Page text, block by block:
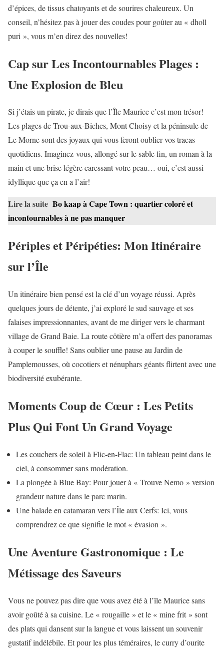
d’épices, de tissus chatoyants et de sourires chaleureux. Un
conseil, n’hésitez pas à jouer des coudes pour goûter au « dholl
puri », vous m’en direz des nouvelles!
Cap sur Les Incontournables Plages :
Une Explosion de Bleu
Si j’étais un pirate, je dirais que l’Île Maurice c’est mon trésor!
Les plages de Trou-aux-Biches, Mont Choisy et la péninsule de
Le Morne sont des joyaux qui vous feront oublier vos tracas
quotidiens. Imaginez-vous, allongé sur le sable fin, un roman à la
main et une brise légère caressant votre peau… oui, c’est aussi
idyllique que ça en a l’air!
Lire la suite Bo kaap à Cape Town : quartier coloré et
incontournables à ne pas manquer
Périples et Péripéties: Mon Itinéraire
sur l’Île
Un itinéraire bien pensé est la clé d’un voyage réussi. Après
quelques jours de détente, j’ai exploré le sud sauvage et ses
falaises impressionnantes, avant de me diriger vers le charmant
village de Grand Baie. La route côtière m’a offert des panoramas
à couper le souffle! Sans oublier une pause au Jardin de
Pamplemousses, où cocotiers et nénuphars géants flirtent avec une
biodiversité exubérante.
Moments Coup de Cœur : Les Petits
Plus Qui Font Un Grand Voyage
Les couchers de soleil à Flic-en-Flac: Un tableau peint dans le
ciel, à consommer sans modération.
La plongée à Blue Bay: Pour jouer à « Trouve Nemo » version
grandeur nature dans le parc marin.
Une balade en catamaran vers l’Île aux Cerfs: Ici, vous
comprendrez ce que signifie le mot « évasion ».
Une Aventure Gastronomique : Le
Métissage des Saveurs
Vous ne pouvez pas dire que vous avez été à l’île Maurice sans
avoir goûté à sa cuisine. Le « rougaille » et le « mine frit » sont
des plats qui dansent sur la langue et vous laissent un souvenir
gustatif indélébile. Et pour les plus téméraires, le curry d’ourite